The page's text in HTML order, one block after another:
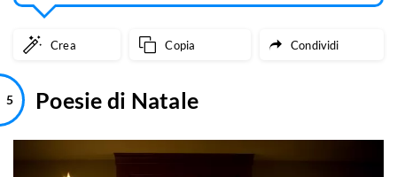
Crea Copia Condividi
Poesie di Natale